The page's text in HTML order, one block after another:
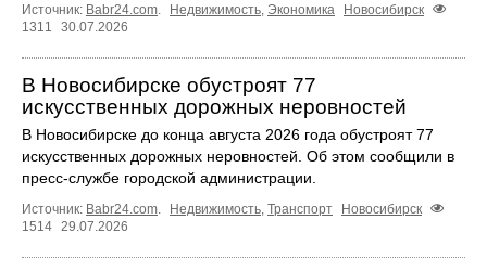
Источник: Babr24.com Недвижимость Экономика
Новосибирск
1311
30.07.2026
В Новосибирске обустроят 77
искусственных дорожных неровностей
В Новосибирске до конца августа 2026 года обустроят 77
искусственных дорожных неровностей. Об этом сообщили в
пресс-службе городской администрации.
Источник: Babr24.com. Недвижимость, Транспорт
Новосибирск
1514 29.07.2026